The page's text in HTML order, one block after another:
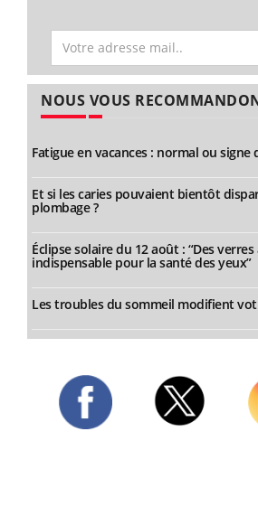
NOUS VOUS
Fatigue en vacances : normal ou signe
Et si les caries pouvaient bientôt
plombage ?
Éclipse solaire du 12 août : “Des
indispensable pour la santé des yeux”
Les troubles du sommeil modifient